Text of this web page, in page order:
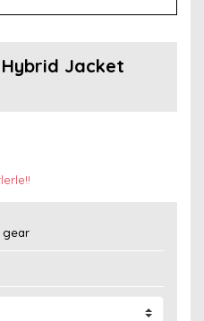
Hybrid Jacket
gear